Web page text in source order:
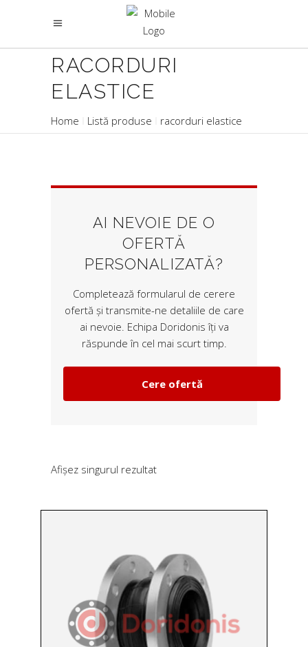
RACORDURI
ELASTICE
Home Listă produse racorduri elastice
AI NEVOIE DE O
OFERTĂ
PERSONALIZATĂ?
Completează formularul de cerere
ofertă și transmite-ne detaliile de care
ai nevoie. Echipa Doridonis îți va
răspunde în cel mai scurt timp.
Cere ofertă
Afișez singurul rezultat